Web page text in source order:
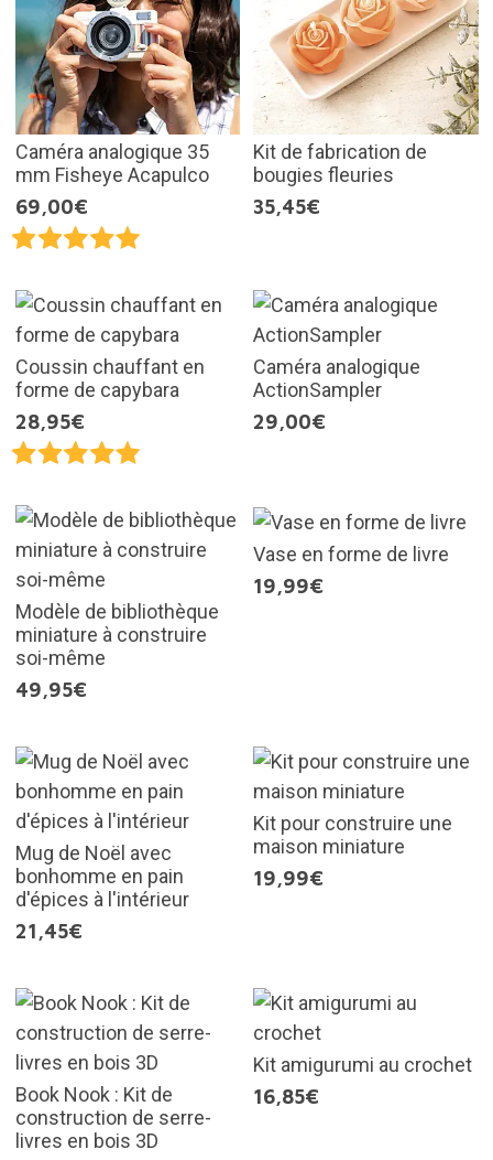
Caméra analogique 35
mm Fisheye Acapulco
69,00€
Kit de fabrication de
bougies fleuries
35,45€
Coussin chauffant en
forme de capybara
28,95€
Caméra analogique
ActionSampler
29,00€
Modèle de bibliothèque
miniature à construire
soi-même
49,95€
Vase en forme de livre
19,99€
Mug de Noël avec
bonhomme en pain
d'épices à l'intérieur
21,45€
Kit pour construire une
maison miniature
19,99€
Book Nook : Kit de
construction de serre-
livres en bois 3D
Kit amigurumi au crochet
16,85€